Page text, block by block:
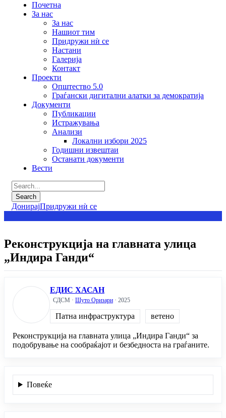
Почетна
За нас
За нас
Нашиот тим
Придружи нѝ се
Настани
Галерија
Контакт
Проекти
Општество 5.0
Граѓански дигитални алатки за демократија
Документи
Публикации
Истражувања
Анализи
Локални избори 2025
Годишни извештаи
Останати документи
Вести
ДонирајПридружи нѝ се
Реконструкција на главната улица
„Индира Ганди“
ЕДИС ХАСАН
СДСМ · Шуто Оризари · 2025
Патна инфраструктура ветено
Реконструкција на главната улица „Индира Ганди“ за
подобрување на сообраќајот и безбедноста на граѓаните.
Повеќе